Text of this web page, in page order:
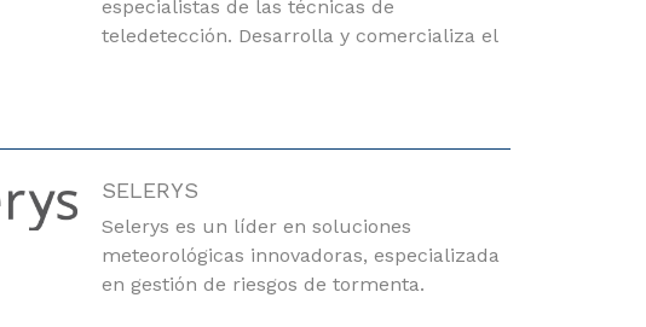
especialistas de las técnicas de
teledetección. Desarrolla y comercializa el
SELERYS
Selerys es un líder en soluciones
meteorológicas innovadoras, especializada
en gestión de riesgos de tormenta.